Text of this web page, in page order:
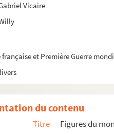
Vicaire
et Première Guerre
du contenu
Titre Figures du